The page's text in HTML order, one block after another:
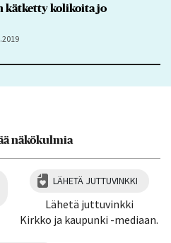
kätketty kolikoita jo
näkökulmia
LÄHETÄ JUTTUVINKKI
Lähetä juttuvinkki
Kirkko ja kaupunki -mediaan.